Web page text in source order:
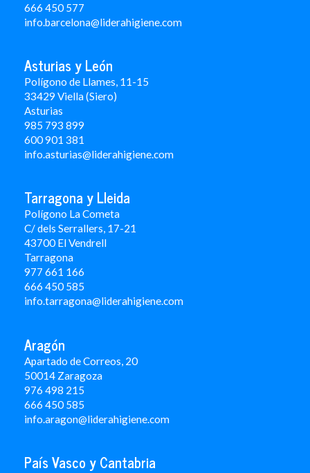
666 450 577
info.barcelona@liderahigiene.com
Asturias y León
Polígono de Llames, 11-15
33429 Viella (Siero)
Asturias
985 793 899
600 901 381
info.asturias@liderahigiene.com
Tarragona y Lleida
Polígono La Cometa
C/ dels Serrallers, 17-21
43700 El Vendrell
Tarragona
977 661 166
666 450 585
info.tarragona@liderahigiene.com
Aragón
Apartado de Correos, 20
50014 Zaragoza
976 498 215
666 450 585
info.aragon@liderahigiene.com
País Vasco y Cantabria